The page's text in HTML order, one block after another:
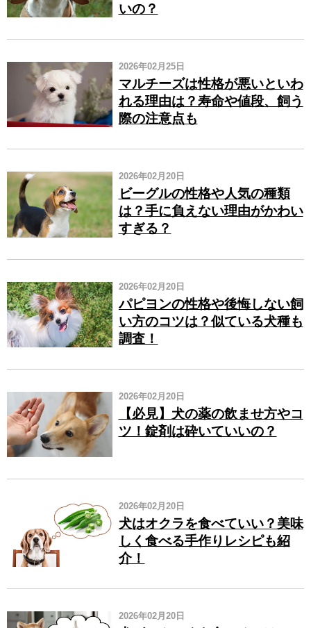
いの？
2026年02月25日
マルチーズは性格が悪いといわ
れる理由は？寿命や値段、飼う
際の注意点も
2026年02月20日
ビーグルの性格や人気の種類
は？手に負えない理由がかわい
すぎる？
2026年02月20日
パピヨンの性格や後悔しない飼
い方のコツは？似ている犬種も
調査！
2026年02月20日
【必見】犬の薬の飲ませ方やコ
ツ！錠剤は砕いていいの？
2026年02月20日
犬はオクラを食べていい？美味
しく食べる手作りレシピも紹
介！
2026年02月20日